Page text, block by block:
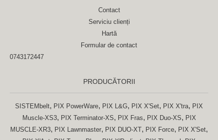
Contact
Serviciu clienți
Hartă
Formular de contact
0743172447
PRODUCĂTORII
SISTEMbelt, PIX PowerWare, PIX L&G, PIX X'Set, PIX X'tra, PIX
Muscle-XS3, PIX Terminator-XS, PIX Fras, PIX Duo-XS, PIX
MUSCLE-XR3, PIX Lawnmaster, PIX DUO-XT, PIX Force, PIX X'Set,